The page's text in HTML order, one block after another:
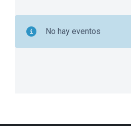
No hay eventos